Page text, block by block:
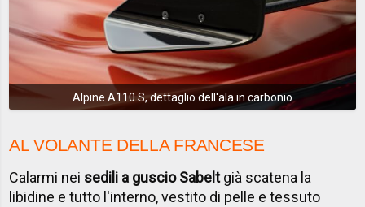
Alpine A110 S, dettaglio dell'ala in carbonio
AL VOLANTE DELLA FRANCESE
Calarmi nei sedili a guscio Sabeltgià scatena la
libidine e tutto l'interno, vestito di pelle e tessuto